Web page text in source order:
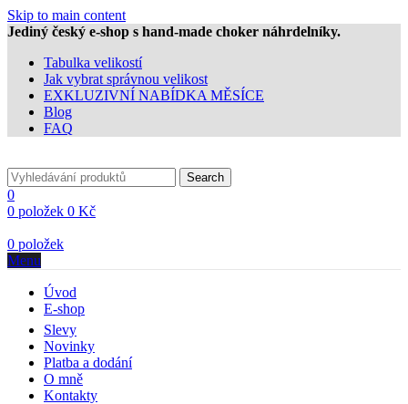
Skip to main content
Jediný český e-shop s hand-made choker náhrdelníky.
Tabulka velikostí
Jak vybrat správnou velikost
EXKLUZIVNÍ NABÍDKA MĚSÍCE
Blog
FAQ
Search
0
0 položek 0 Kč
0 položek
Menu
Úvod
E-shop
Slevy
Novinky
Platba a dodání
O mně
Kontakty